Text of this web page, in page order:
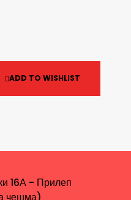
ADD TO WISHLIST
16А - Прилеп
чешма)